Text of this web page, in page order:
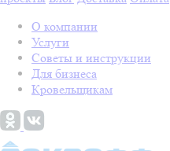
О компании
Услуги
Советы и инструкции
Для бизнеса
Кровельщикам